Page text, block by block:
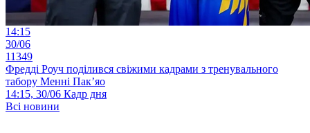
14:15
30/06
11349
Фредді Роуч поділився свіжими кадрами з тренувального
табору Менні Пак’яо
14:15, 30/06 Кадр дня
Всі новини